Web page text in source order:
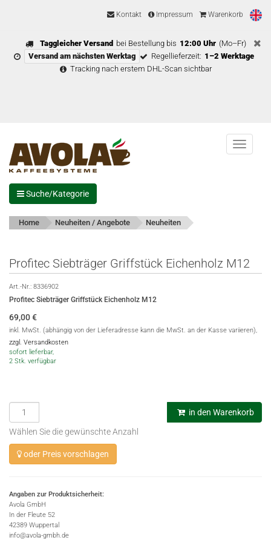
Kontakt Impressum Warenkorb
Taggleicher Versand bei Bestellung bis 12:00 Uhr (Mo–Fr)
Versand am nächsten Werktag
Regellieferzeit: 1–2 Werktage
Tracking nach erstem DHL-Scan sichtbar
Menu
Suche/Kategorie
Home Neuheiten / Angebote Neuheiten
Profitec Siebträger Griffstück Eichenholz M12
Art.-Nr.: 8336902
Profitec Siebträger Griffstück Eichenholz M12
69,00€
inkl. MwSt. (abhängig von der Lieferadresse kann die MwSt. an der Kasse variieren),
zzgl. Versandkosten
sofort lieferbar,
2 Stk. verfügbar
in den Warenkorb
Wählen Sie die gewünschte Anzahl
oder Preis vorschlagen
Angaben zur Produktsicherheit:
Avola GmbH
In der Fleute 52
42389 Wuppertal
info@avola-gmbh.de